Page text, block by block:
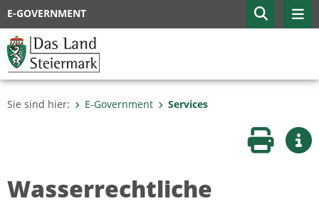
E-GOVERNMENT
Sie sind hier: E-Government Services
Seite
Wasserrechtliche